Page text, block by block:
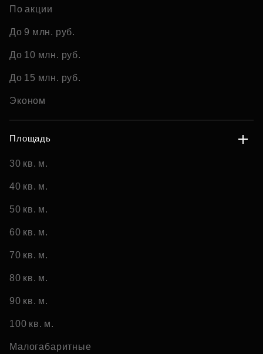
По акции
До 9 млн. руб.
До 10 млн. руб.
До 15 млн. руб.
Эконом
Площадь
30 кв. м.
40 кв. м.
50 кв. м.
60 кв. м.
70 кв. м.
80 кв. м.
90 кв. м.
100 кв. м.
Малогабаритные